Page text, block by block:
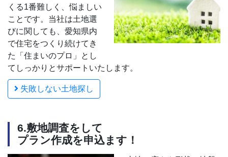
くる1番難しく、悩ましい
ことです。当社は土地選
びに関しても、愛知県内
で住宅をつくり続けてき
た「住まいのプロ」とし
てしっかりとサポートいたします。
失敗しない土地探し
6.敷地調査をして
プラン作成を申込ます！